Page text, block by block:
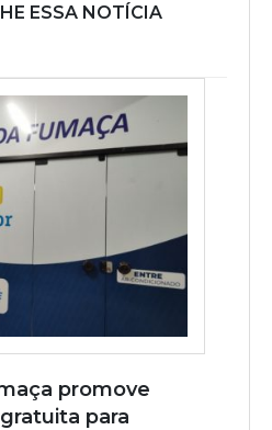
ESSA NOTÍCIA
promove
para